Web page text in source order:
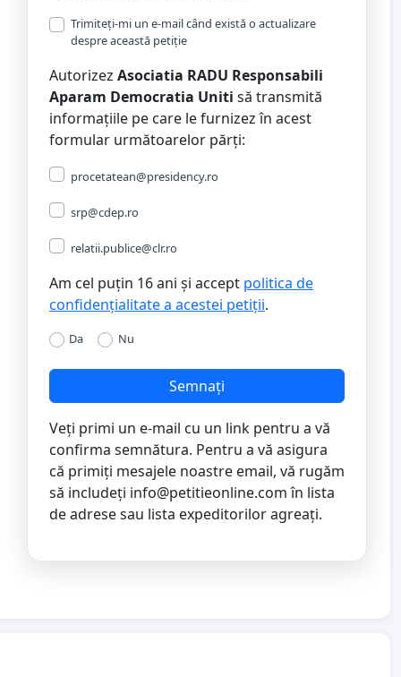
Trimiteți-mi un e-mail când există o actualizare
despre această petiție
Autorizez Asociatia RADU Responsabili
Aparam Democratia Uniti să transmită
informațiile pe care le furnizez în acest
formular următoarelor părți:
procetatean@presidency.ro
srp@cdep.ro
relatii.publice@clr.ro
Am cel puțin 16 ani și accept politica de
confidențialitate a acestei petiții.
Da Nu
Semnați
Veți primi un e-mail cu un link pentru a vă
confirma semnătura. Pentru a vă asigura
că primiți mesajele noastre email, vă rugăm
să includeți info@petitieonline.comîn lista
de adrese sau lista expeditorilor agreați.